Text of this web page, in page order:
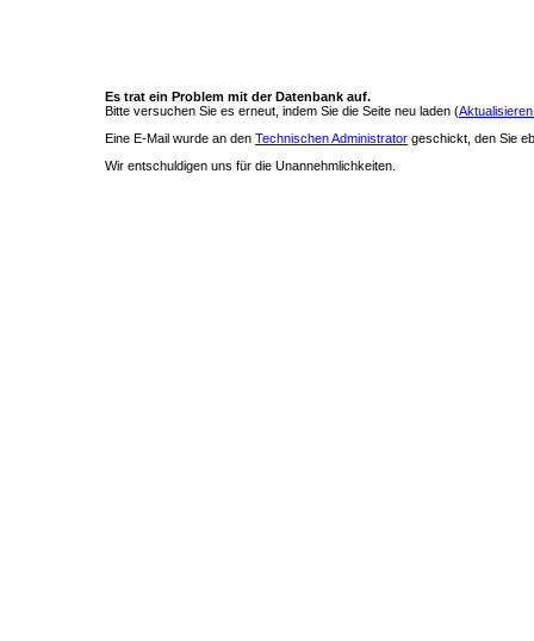
Es trat ein Problem mit der Datenbank auf.
Bitte versuchen Sie es erneut, indem Sie die Seite neu laden (
Eine E-Mail wurde an den Technischen Administrator geschickt, den Sie
Wir entschuldigen uns für die Unannehmlichkeiten.